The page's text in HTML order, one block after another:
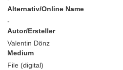
Alternativ/Online Name
-
Autor/Ersteller
Valentin Dönz
Medium
File (digital)